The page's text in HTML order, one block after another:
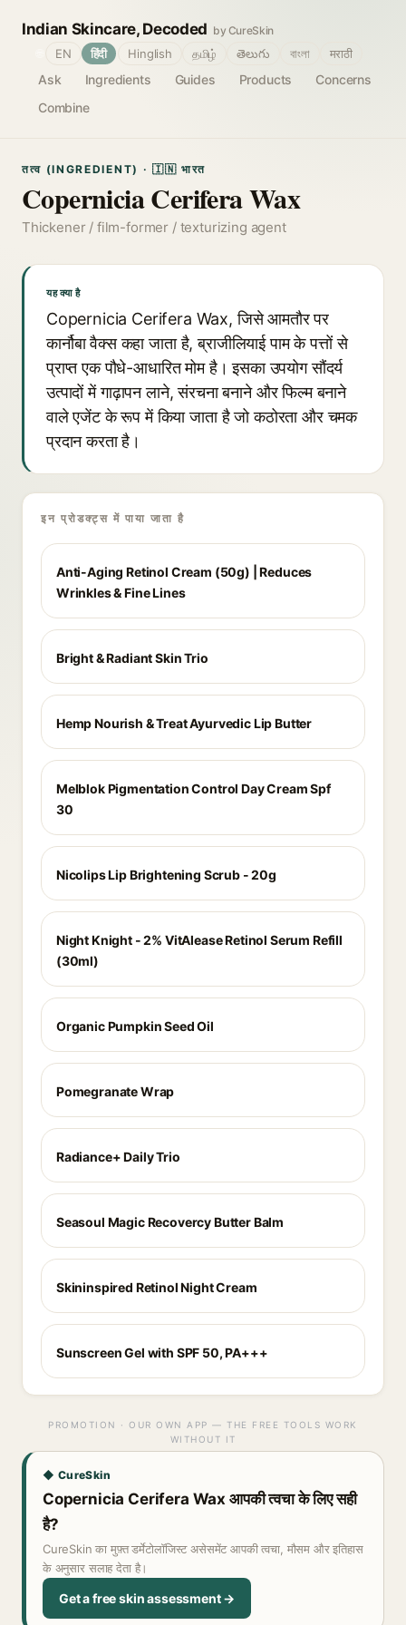
Indian Skincare, Decoded by CureSkin
Ask Ingredients Guides Products
Concerns
Combine
EN हिंदी Hinglish தமிழ் తెలుగు বাংলা मराठी
तत्व (INGREDIENT) · 🇮🇳 भारत
Copernicia Cerifera Wax
Thickener / film-former / texturizing agent
यह क्या है
Copernicia Cerifera Wax, जिसे आमतौर पर
कार्नौबा वैक्स कहा जाता है, ब्राजीलियाई पाम के पत्तों से
प्राप्त एक पौधे-आधारित मोम है। इसका उपयोग सौंदर्य
उत्पादों में गाढ़ापन लाने, संरचना बनाने और फिल्म बनाने
वाले एजेंट के रूप में किया जाता है जो कठोरता और चमक
प्रदान करता है।
इन प्रोडक्ट्स में पाया जाता है
Anti-Aging Retinol Cream (50g) | Reduces
Wrinkles & Fine Lines
Bright & Radiant Skin Trio
Hemp Nourish & Treat Ayurvedic Lip Butter
Melblok Pigmentation Control Day Cream Spf
30
Nicolips Lip Brightening Scrub - 20g
Night Knight - 2% VitAlease Retinol Serum Refill
(30ml)
Organic Pumpkin Seed Oil
Pomegranate Wrap
Radiance+ Daily Trio
Seasoul Magic Recovercy Butter Balm
Skininspired Retinol Night Cream
Sunscreen Gel with SPF 50, PA+++
PROMOTION · OUR OWN APP — THE FREE TOOLS WORK
WITHOUT IT
◆ CureSkin
Copernicia Cerifera Wax आपकी त्वचा के लिए सही
है?
CureSkin का मुफ़्त डर्मेटोलॉजिस्ट असेसमेंट आपकी त्वचा, मौसम और इतिहास
के अनुसार सलाह देता है।
Get a free skin assessment →